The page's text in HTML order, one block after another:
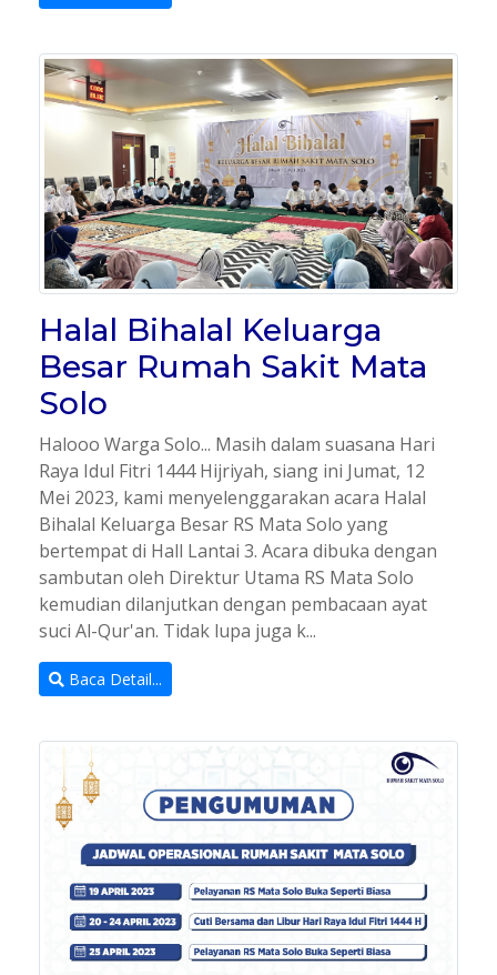
Halal Bihalal Keluarga
Besar Rumah Sakit Mata
Solo
Halooo Warga Solo... Masih dalam suasana Hari
Raya Idul Fitri 1444 Hijriyah, siang ini Jumat, 12
Mei 2023, kami menyelenggarakan acara Halal
Bihalal Keluarga Besar RS Mata Solo yang
bertempat di Hall Lantai 3. Acara dibuka dengan
sambutan oleh Direktur Utama RS Mata Solo
kemudian dilanjutkan dengan pembacaan ayat
suci Al-Qur'an. Tidak lupa juga k...
Baca Detail...